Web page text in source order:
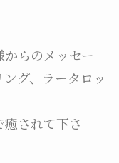
らのメッセー
グ、ラータロッ
されて下さ